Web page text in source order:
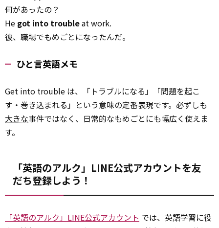
何があったの？
He got into troubleat work.
彼、職場でもめごとになったんだ。
ひと言英語メモ
Get into trouble は、「トラブルになる」「問題を起こ
す・巻き込まれる」という意味の定番表現です。必ずしも
大きな事件ではなく、日常的なもめごとにも幅広く使えま
す。
「英語のアルク」LINE公式アカウントを友
だち登録しよう！
「英語のアルク」LINE公式アカウント では、英語学習に役